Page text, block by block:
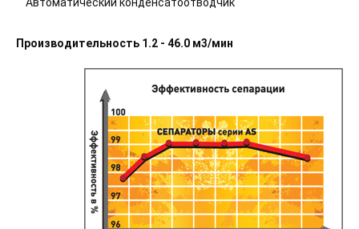
Производительность 1.2 - 46.0 м3/мин